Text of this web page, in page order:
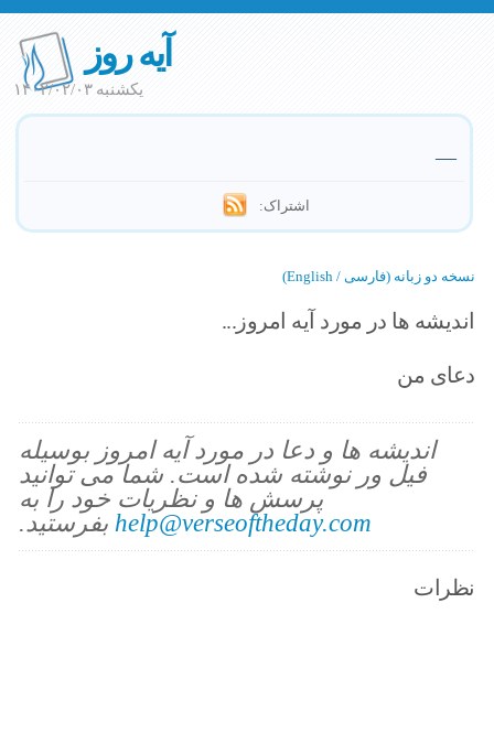
آیه روز
یکشنبه ۱۴۰۲/۰۲/۰۳
—
اشتراک:
نسخه دو زبانه (فارسی / English)
اندیشه ها در مورد آیه امروز...
دعای من
اندیشه ها و دعا در مورد آیه امروز بوسیله
فیل ور نوشته شده است. شما می توانید
پرسش ها و نظریات خود را به
help@verseoftheday.com بفرستید.
نظرات